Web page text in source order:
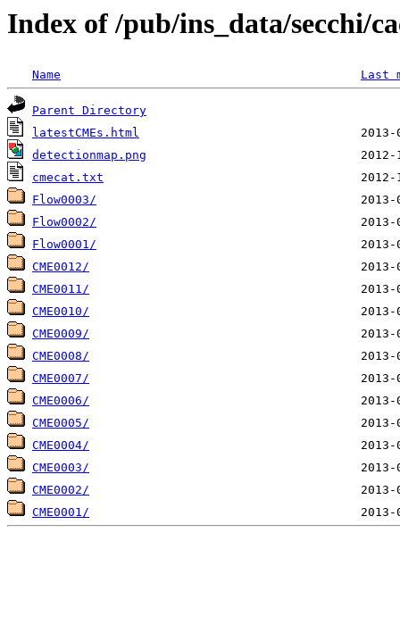
Index of /pub/ins_data/secchi/
Name Last
Parent Directory
latestCMEs.html
detectionmap.png
cmecat.txt
Flow0003/
Flow0002/
Flow0001/
CME0012/
CME0011/
CME0010/
CME0009/
CME0008/
CME0007/
CME0006/
CME0005/
CME0004/
CME0003/
CME0002/
CME0001/